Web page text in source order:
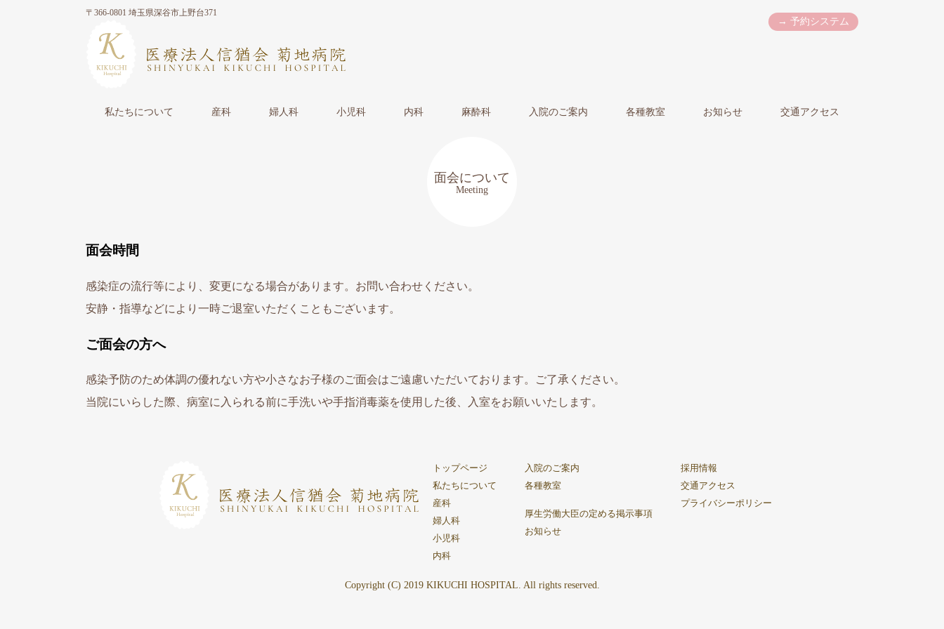
〒366-0801 埼玉県深谷市上野台371
→ 予約システム
私たちについて 産科 婦人科 小児科 内科 麻酔科 入院のご案内 各種教室 お知らせ 交通アクセス
面会について
Meeting
面会時間
感染症の流行等により、変更になる場合があります。お問い合わせください。
安静・指導などにより一時ご退室いただくこともございます。
ご面会の方へ
感染予防のため体調の優れない方や小さなお子様のご面会はご遠慮いただいております。ご了承ください。
当院にいらした際、病室に入られる前に手洗いや手指消毒薬を使用した後、入室をお願いいたします。
トップページ
私たちについて
産科
婦人科
小児科
内科
入院のご案内
各種教室
厚生労働大臣の定める掲示事項
お知らせ
採用情報
交通アクセス
プライバシーポリシー
Copyright (C) 2019 KIKUCHI HOSPITAL. All rights reserved.